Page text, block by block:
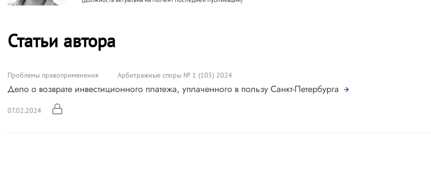
Статьи автора
Проблемы правоприменения Арбитражные споры № 1 (105) 2024
Дело о возврате инвестиционного платежа, уплаченного в пользу Санкт-Петербурга
07.02.2024